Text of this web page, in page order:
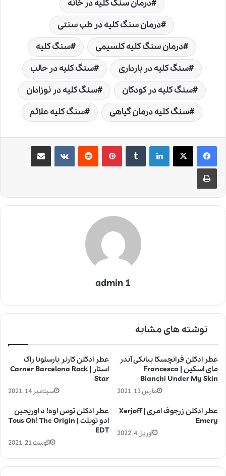
درمان سنگ کلیه در خانه
درمان سنگ کلیه در طب سنتی
درمان سنگ کلیه کلسیمی
سنگ کلیه
سنگ کلیه در بارداری
سنگ کلیه در حالب
سنگ کلیه در کودکان
سنگ کلیه در نوزادان
سنگ کلیه درمان گیاهی
سنگ کلیه علائم
لینکدین ‫تامبلر ‫پین‌ترست‫رددیت ‫VKontakteاشتراک گذاری از طریق ایمیل
چاپ
admin 1
نوشته های مشابه
عطر ادکلن کارنر بارسلونا راک
استار | Carner Barcelona Rock
Star
سپتامبر 14, 2021
عطر ادکلن فرانچسکا بیانکی آندر
مای اسکین | Francesca
Bianchi Under My Skin
مارس 13, 2021
عطر ادکلن توس اوه! د اوریجین
ادو تویلت | Tous Oh! The Origin
EDT
آگوست 21, 2021
عطر ادکلن زرجوف امری | Xerjoff
Emery
آوریل 4, 2022